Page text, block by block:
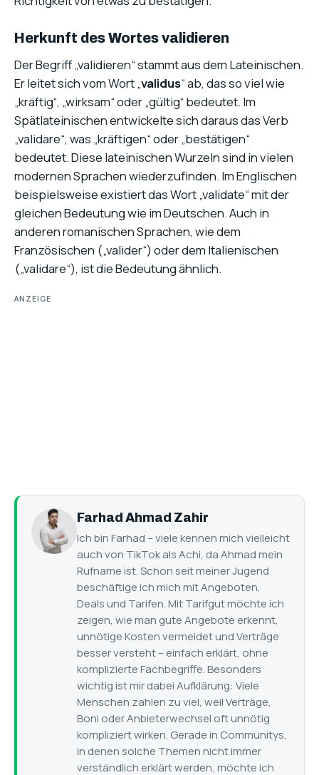
Herkunft des Wortes validieren
Der Begriff „validieren“ stammt aus dem Lateinischen.
Er leitet sich vom Wort „validus“ ab, das so viel wie
„kräftig“, „wirksam“ oder „gültig“ bedeutet. Im
Spätlateinischen entwickelte sich daraus das Verb
„validare“, was „kräftigen“ oder „bestätigen“
bedeutet. Diese lateinischen Wurzeln sind in vielen
modernen Sprachen wiederzufinden. Im Englischen
beispielsweise existiert das Wort „validate“ mit der
gleichen Bedeutung wie im Deutschen. Auch in
anderen romanischen Sprachen, wie dem
Französischen („valider“) oder dem Italienischen
(„validare“), ist die Bedeutung ähnlich.
ANZEIGE
Farhad Ahmad Zahir
Ich bin Farhad – viele kennen mich vielleicht
auch von TikTok als Achi, da Ahmad mein
Rufname ist. Schon seit meiner Jugend
beschäftige ich mich mit Angeboten,
Deals und Tarifen. Mit Tarifgut möchte ich
zeigen, wie man gute Angebote erkennt,
unnötige Kosten vermeidet und Verträge
besser versteht – einfach erklärt, ohne
komplizierte Fachbegriffe. Besonders
wichtig ist mir dabei Aufklärung: Viele
Menschen zahlen zu viel, weil Verträge,
Boni oder Anbieterwechsel oft unnötig
kompliziert wirken. Gerade in Communitys,
in denen solche Themen nicht immer
verständlich erklärt werden, möchte ich